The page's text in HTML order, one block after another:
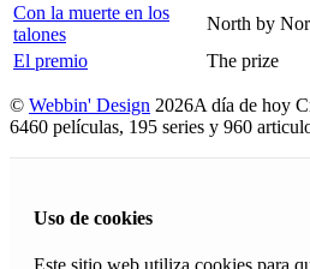
Con la muerte en los
talones
North by
El premio
The prize
© Webbin' Design 2026A día de hoy
6460 películas, 195 series y 960
Uso de cookies